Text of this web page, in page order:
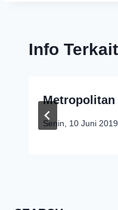
Info Terkait
Metropolitan
Senin, 10 Juni 2019